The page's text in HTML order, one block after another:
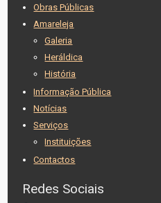
Obras Públicas
Amareleja
Galeria
Heráldica
História
Informação Pública
Notícias
Serviços
Instituições
Contactos
Redes Sociais